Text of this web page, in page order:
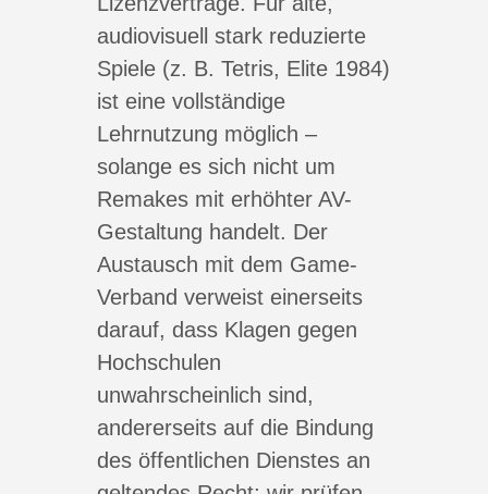
audiovisuell stark reduzierte
Spiele (z. B. Tetris, Elite 1984)
ist eine vollständige
Lehrnutzung möglich –
solange es sich nicht um
Remakes mit erhöhter AV-
Gestaltung handelt. Der
Austausch mit dem Game-
Verband verweist einerseits
darauf, dass Klagen gegen
Hochschulen
unwahrscheinlich sind,
andererseits auf die Bindung
des öffentlichen Dienstes an